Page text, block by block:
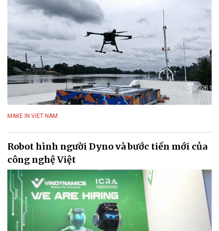
MAKE IN VIET NAM
Robot hình người Dyno và bước tiến mới của
công nghệ Việt